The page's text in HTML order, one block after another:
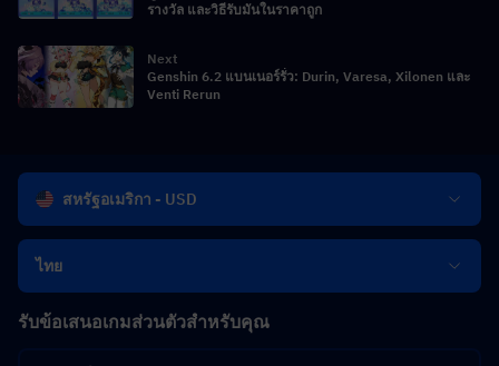
รางวัล และวิธีรับมันในราคาถูก
Next
Genshin 6.2 แบนเนอร์รั่ว: Durin, Varesa, Xilonen และ
Venti Rerun
สหรัฐอเมริกา - USD
ไทย
รับข้อเสนอเกมส่วนตัวสำหรับคุณ